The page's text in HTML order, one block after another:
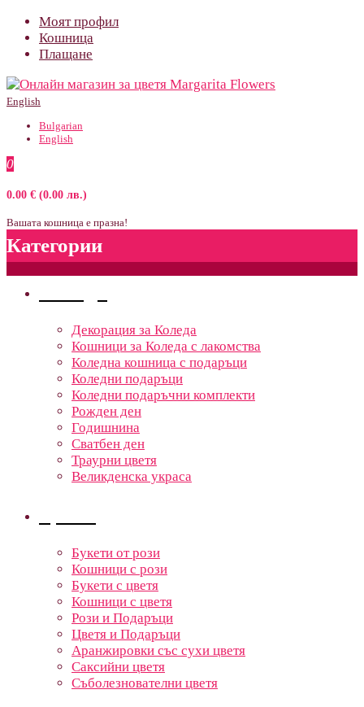
Моят профил
Кошница
Плащане
English
Bulgarian
English
0
0.00 € (0.00 лв.)
Вашата кошница е празна!
Категории
Декорация за Коледа
Кошници за Коледа с лакомства
Коледна кошница с подаръци
Коледни подаръци
Коледни подаръчни комплекти
Рожден ден
Годишнина
Сватбен ден
Траурни цветя
Великденска украса
Букети от рози
Кошници с рози
Букети с цветя
Кошници с цветя
Рози и Подаръци
Цветя и Подаръци
Аранжировки със сухи цветя
Саксийни цветя
Съболезнователни цветя